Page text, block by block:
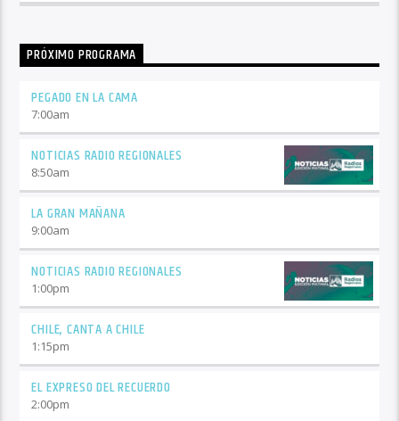
PRÓXIMO PROGRAMA
PEGADO EN LA CAMA
7:00am
NOTICIAS RADIO REGIONALES
8:50am
LA GRAN MAÑANA
9:00am
NOTICIAS RADIO REGIONALES
1:00pm
CHILE, CANTA A CHILE
1:15pm
EL EXPRESO DEL RECUERDO
2:00pm